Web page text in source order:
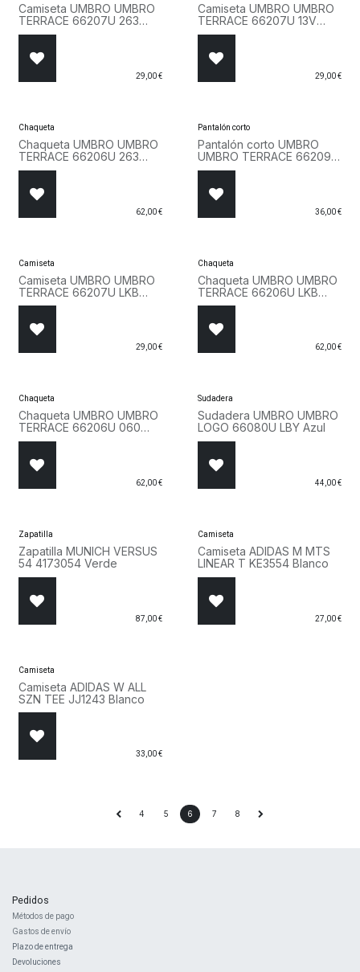
Camiseta UMBRO UMBRO
TERRACE 66207U 263
Gris
29,00€
Camiseta UMBRO UMBRO
TERRACE 66207U 13V
Blanco
29,00€
Chaqueta
Chaqueta UMBRO UMBRO
TERRACE 66206U 263
Gris
62,00€
Pantalón corto
Pantalón corto UMBRO
UMBRO TERRACE 66209U
LKB Azul
36,00€
Camiseta
Camiseta UMBRO UMBRO
TERRACE 66207U LKB
Azul
29,00€
Chaqueta
Chaqueta UMBRO UMBRO
TERRACE 66206U LKB
Azul
62,00€
Chaqueta
Chaqueta UMBRO UMBRO
TERRACE 66206U 060
Negro
62,00€
Sudadera
Sudadera UMBRO UMBRO
LOGO 66080U LBY Azul
44,00€
Zapatilla
Zapatilla MUNICH VERSUS
54 4173054 Verde
87,00€
Camiseta
Camiseta ADIDAS M MTS
LINEAR T KE3554 Blanco
27,00€
Camiseta
Camiseta ADIDAS W ALL
SZN TEE JJ1243 Blanco
33,00€
4 5 6 7 8
Pedidos
Métodos de pago
Gastos de envío
Plazo de entrega
Devoluciones